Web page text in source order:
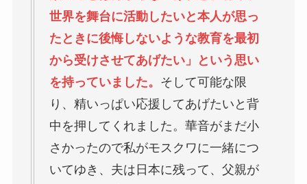
世界を舞台に活動したいと本人が思っ
たときに後悔しないような教育を最初
から受けさせてあげたい」という思い
を持っていました。 そして可能な限
り、精いっぱい応援してあげたいと背
中を押してくれました。華音がまだ小
さかったので私がモスクワに一緒につ
いてゆき、夫は日本に残って、父親が